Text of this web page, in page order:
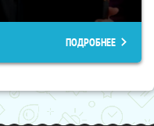
ПОДРОБНЕЕ